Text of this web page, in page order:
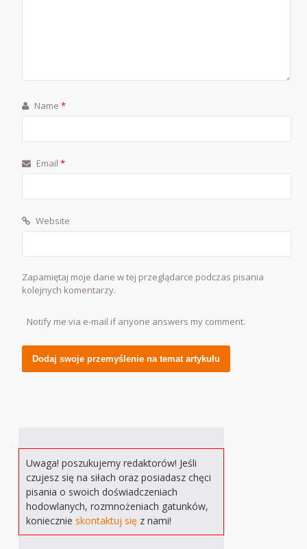
Name*
Email*
Website
Zapamiętaj moje dane w tej przeglądarce podczas pisania
kolejnych komentarzy.
Notify me via e-mail if anyone answers my comment.
Uwaga! poszukujemy redaktorów! Jeśli
czujesz się na siłach oraz posiadasz chęci
pisania o swoich doświadczeniach
hodowlanych, rozmnożeniach gatunków,
koniecznieskontaktuj się z nami!